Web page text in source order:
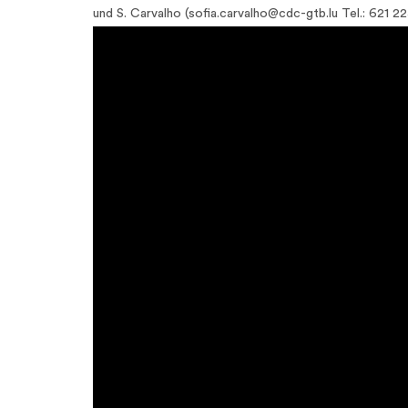
und S. Carvalho (sofia.carvalho@cdc-gtb.lu Tel.: 621